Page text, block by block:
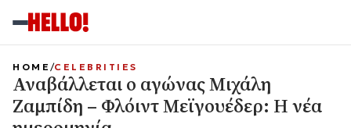
HOME CELEBRITIES
Αναβάλλεται ο αγώνας Μιχάλη
Ζαμπίδη – Φλόιντ Μεϊγουέδερ: Η νέα